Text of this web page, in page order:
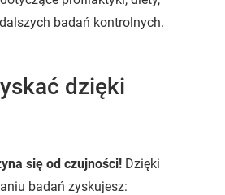
badań kontrolnych.
dzięki
się od czujności! Dzięki
badań zyskujesz: